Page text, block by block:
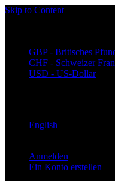
Skip to Content
GBP - Britisches
CHF - Schweizer
USD - US-Dollar
English
Anmelden
Ein Konto erstellen